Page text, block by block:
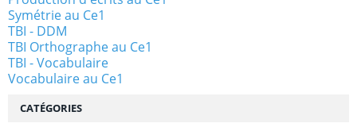
Symétrie au Ce1
TBI - DDM
TBI Orthographe au Ce1
TBI - Vocabulaire
Vocabulaire au Ce1
CATÉGORIES